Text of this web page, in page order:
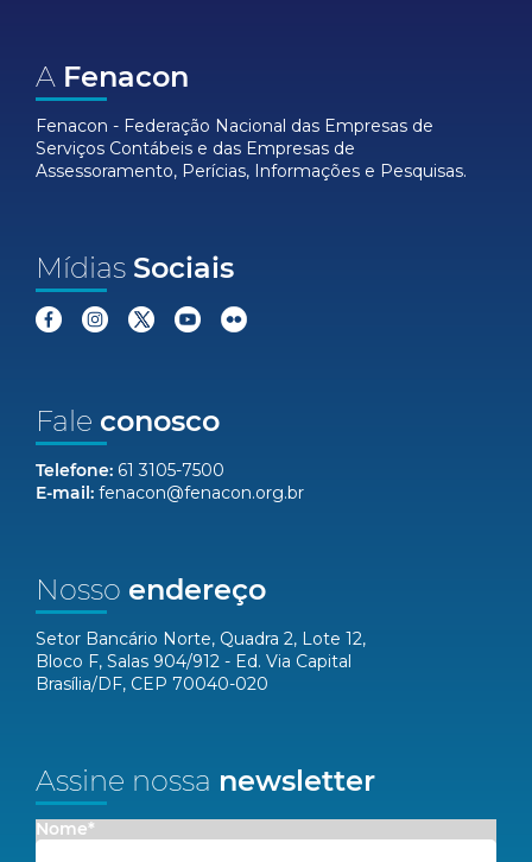
A Fenacon
Fenacon - Federação Nacional das Empresas de
Serviços Contábeis e das Empresas de
Assessoramento, Perícias, Informações e Pesquisas.
Mídias Sociais
Fale conosco
Telefone: 61 3105-7500
E-mail: fenacon@fenacon.org.br
Nosso endereço
Setor Bancário Norte, Quadra 2, Lote 12,
Bloco F, Salas 904/912 - Ed. Via Capital
Brasília/DF, CEP 70040-020
Assine nossa newsletter
Nome*